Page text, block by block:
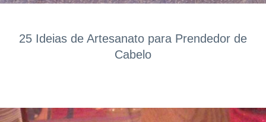
25 Ideias de Artesanato para Prendedor de
Cabelo